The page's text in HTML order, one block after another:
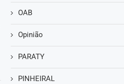
OAB
Opinião
PARATY
PINHEIRAL